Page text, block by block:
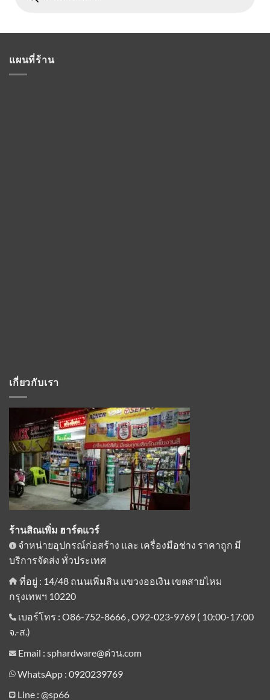
แผนที่ร้าน
เกี่ยวกับเรา
ร้านสิณเพิ่ม ฮาร์ดแวร์
จำหน่ายอุปกรณ์ก่อสร้าง และ เครื่องมือช่าง ราคาถูก มี
บริการจัดส่ง ทั่วประเทศ
ที่อยู่ : 14/48 ถนนเพิ่มสิน แขวงออเงิน เขตสายไหม
กรุงเทพฯ 10220
เบอร์โทร : O86-752-8666 , O92-023-9769 ( 10:00-17:00
จ.-ส.)
Email : sphardware@ด่วน.com
WhatsApp : 0920239769
Line : @sp66